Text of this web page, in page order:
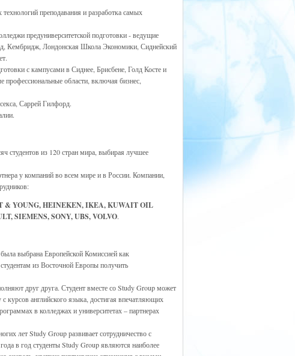
преподавания и разработка самых
предуниверситетской подготовки - ведущие
Кембридж, Лондонская Школа Экономики, Сиднейский
с кампусами в Сиднее, Брисбене, Голд Косте и
области, включая бизнес,
Саррей Гилфорд.
студентов из 120 стран мира, выбирая лучшее
у компаний во всем мире и в России. Компании,
& YOUNG, HEINEKEN, IKEA, KUWAIT OIL
SIEMENS, SONY, UBS, VOLVO.
выбрана Европейской Комиссией как
из Восточной Европы получить
друг друга. Студент вместе со Study Group может
английского языка, достигая впечатляющих
в колледжах и университетах – партнерах
лет Study Group развивает сотрудничество с
в год студенты Study Group являются наиболее